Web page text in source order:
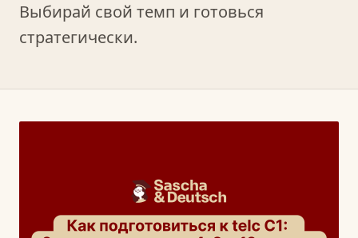
Выбирай свой темп и готовься
стратегически.